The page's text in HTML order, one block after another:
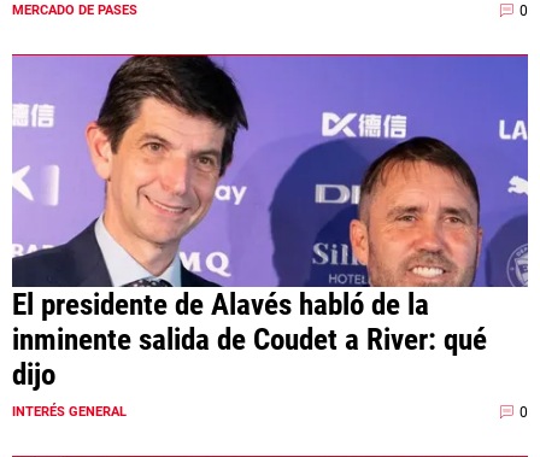
MERCADO DE PASES 0
El presidente de Alavés habló de la
inminente salida de Coudet a River: qué
dijo
INTERÉS GENERAL 0